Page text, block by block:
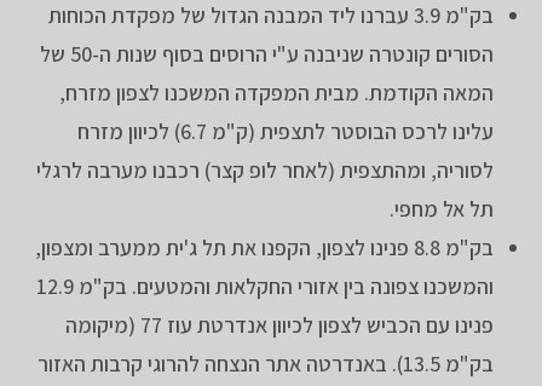
בק"מ 3.9 עברנו ליד המבנה הגדול של מפקדת הכוחות
הסורים קונטרה שניבנה ע"י הרוסים בסוף שנות ה-50 של
המאה הקודמת. מבית המפקדה המשכנו לצפון מזרח,
עלינו לרכס הבוסטר לתצפית (ק"מ 6.7) לכיוון מזרח
לסוריה, ומהתצפית (לאחר לופ קצר) רכבנו מערבה לרגלי
תל אל מחפי.
בק"מ 8.8 פנינו לצפון, הקפנו את תל ג'ית ממערב ומצפון,
והמשכנו צפונה בין אזורי החקלאות והמטעים. בק"מ 12.9
פנינו עם הכביש לצפון לכיוון אנדרטת עוז 77 (מיקומה
בק"מ 13.5). באנדרטה אתר הנצחה להרוגי קרבות האזור